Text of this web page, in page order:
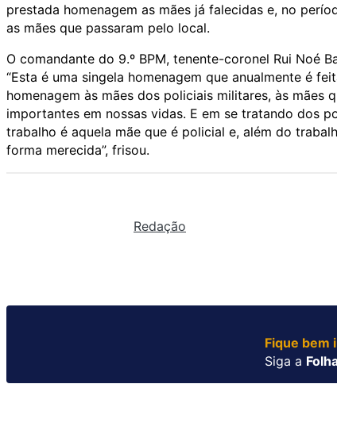
prestada homenagem as mães já falecidas e, no
as mães que passaram pelo local.
O comandante do 9.º BPM, tenente-coronel Rui Noé
“Esta é uma singela homenagem que anualmente é
homenagem às mães dos policiais militares, às mães
importantes em nossas vidas. E em se tratando dos
trabalho é aquela mãe que é policial e, além do
forma merecida”, frisou.
Redação
Fique bem
Siga a